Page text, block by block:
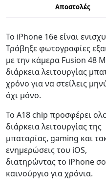
Αποστολές
Το iPhone 16e είναι
Τράβηξε φωτογραφίες
με την κάμερα Fusion 48
διάρκεια λειτουργίας
χρόνο για να στείλεις
όχι μόνο.
Το Α18 chip προσφέρει
διάρκεια λειτουργίας της
μπαταρίας, gaming και
ενημερώσεις του iOS,
διατηρώντας το iPhone
καινούργιο για χρόνια.